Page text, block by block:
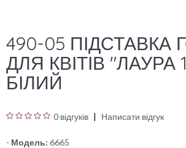
490-05 ПІДСТАВКА
ДЛЯ КВІТІВ "ЛАУРА
БІЛИЙ
0 відгуків Написати відгук
- Модель: 6665